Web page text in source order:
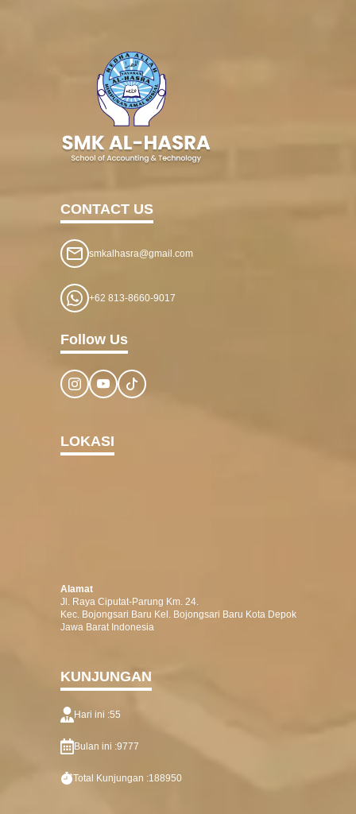
CONTACT US
smkalhasra@gmail.com
+62 813-8660-9017
Follow Us
LOKASI
Alamat
Jl. Raya Ciputat-Parung Km. 24.
Kec. Bojongsari Baru Kel. Bojongsari Baru Kota Depok
Jawa Barat Indonesia
KUNJUNGAN
Hari ini :55
Bulan ini :9777
Total Kunjungan :188950